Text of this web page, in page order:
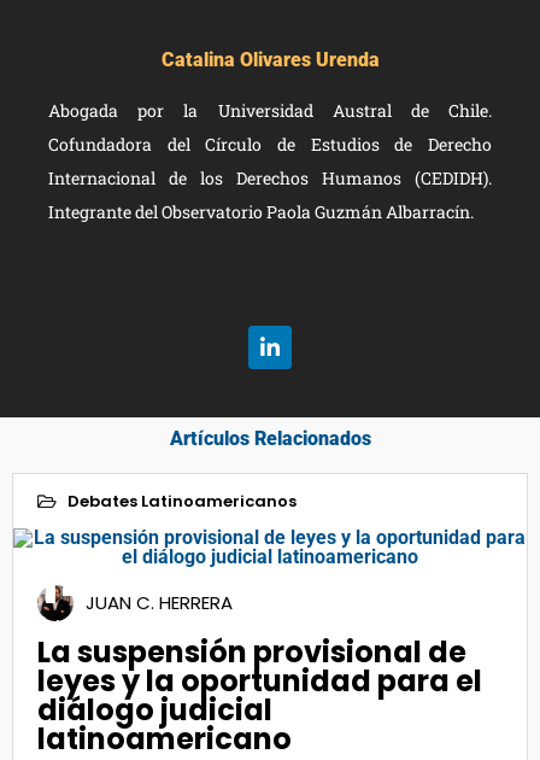
Catalina Olivares Urenda
Abogada por la Universidad Austral de Chile.
Cofundadora del Círculo de Estudios de Derecho
Internacional de los Derechos Humanos (CEDIDH).
Integrante del Observatorio Paola Guzmán Albarracín.
Artículos Relacionados
Debates Latinoamericanos
14
Jul 2023
JUAN C. HERRERA
La suspensión provisional de
leyes y la oportunidad para el
diálogo judicial
latinoamericano